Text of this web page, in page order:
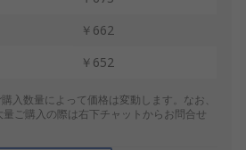
￥662
￥652
入数量によって価格は変動します。なお、
ご購入の際は右下チャットからお問合せ